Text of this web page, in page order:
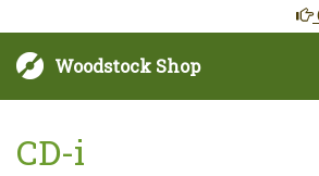
Woodstock Shop
CD-i